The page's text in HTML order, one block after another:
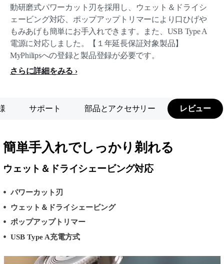
動研磨式パワーカット刃を採用し、ウェット＆ドライシ
ェービング対応、ポップアップトリマーにより口ひげや
もみあげも簡単にお手入れできます。また、USB Type A
電源に対応しました。【１年延長保証対象製品】
MyPhilipsへの登録と製品登録が必要です。
さらに詳細をみる
サポート 部品とアクセサリー レビュー
簡単手入れでしっかり剃れる
ウェット＆ドライシェービング対応
パワーカット刃
ウェット＆ドライシェービング
ポップアップトリマー
USB Type A充電方式